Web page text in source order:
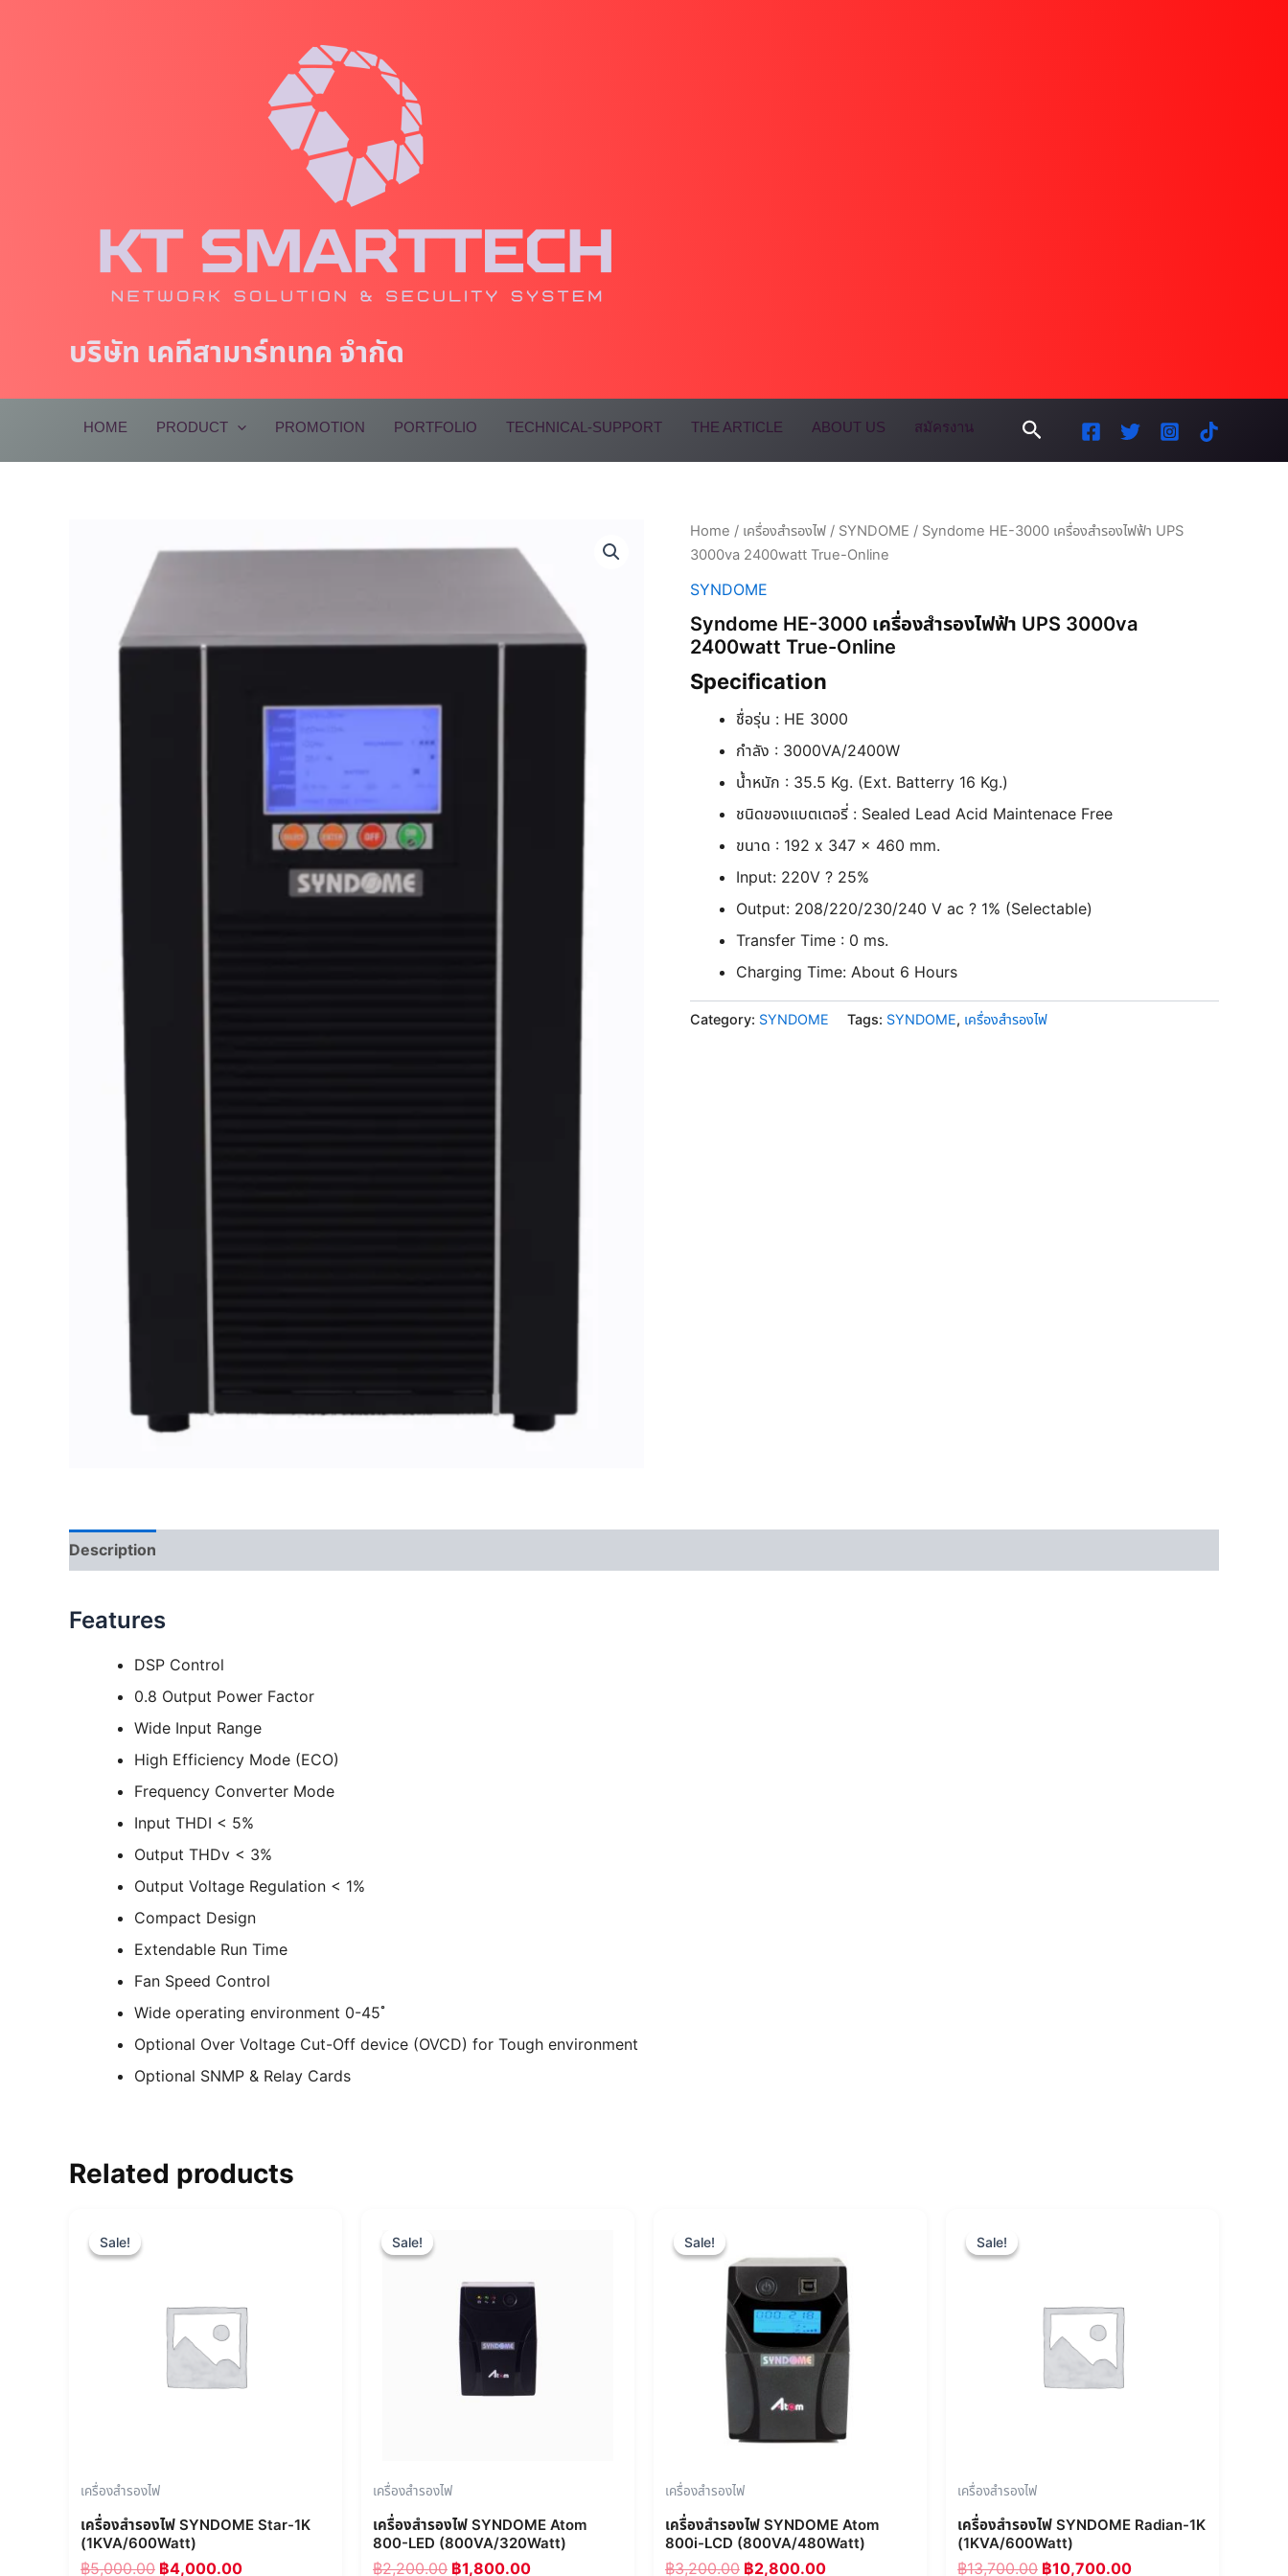
บริษัท เคทีสามาร์ทเทค จำกัด
HOME PRODUCT PROMOTION PORTFOLIO TECHNICAL-SUPPORT THE ARTICLE ABOUT US สมัครงาน Search
Home / เครื่องสำรองไฟ / SYNDOME / Syndome HE-3000 เครื่องสำรองไฟฟ้า UPS
3000va 2400watt True-Online
SYNDOME
Syndome HE-3000 เครื่องสำรองไฟฟ้า UPS 3000va
2400watt True-Online
Specification
ชื่อรุ่น : HE 3000
กำลัง : 3000VA/2400W
น้ำหนัก : 35.5 Kg. (Ext. Batterry 16 Kg.)
ชนิดของแบตเตอรี่ : Sealed Lead Acid Maintenace Free
ขนาด : 192 x 347 x 460 mm.
Input: 220V ? 25%
Output: 208/220/230/240 V ac ? 1% (Selectable)
Transfer Time : 0 ms.
Charging Time: About 6 Hours
Category: SYNDOME Tags: SYNDOME, เครื่องสำรองไฟ
Description
Features
DSP Control
0.8 Output Power Factor
Wide Input Range
High Efficiency Mode (ECO)
Frequency Converter Mode
Input THDI < 5%
Output THDv < 3%
Output Voltage Regulation < 1%
Compact Design
Extendable Run Time
Fan Speed Control
Wide operating environment 0-45 ํ
Optional Over Voltage Cut-Off device (OVCD) for Tough environment
Optional SNMP & Relay Cards
Related products
Sale!
Sale!
เครื่องสำรองไฟ
เครื่องสำรองไฟ SYNDOME Star-1K
(1KVA/600Watt)
฿5,000.00 ฿4,000.00
Sale!
Sale!
เครื่องสำรองไฟ
เครื่องสำรองไฟ SYNDOME Atom
800-LED (800VA/320Watt)
฿2,200.00 ฿1,800.00
Sale!
Sale!
เครื่องสำรองไฟ
เครื่องสำรองไฟ SYNDOME Atom
800i-LCD (800VA/480Watt)
฿3,200.00
was:
฿3,200.00.
฿2,800.00
is:
฿2,800.00.
Sale!
Sale!
เครื่องสำรองไฟ
เครื่องสำรองไฟ SYNDOME Radian-1K
(1KVA/600Watt)
฿13,700.00 ฿10,700.00